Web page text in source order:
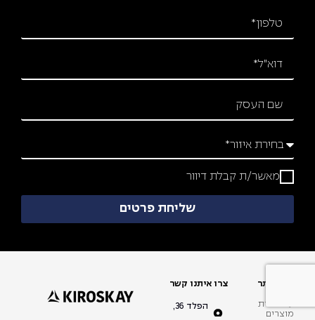
מאשר/ת קבלת דיוור
שליחת פרטים
מפת אתר
עמוד בית
מוצרים
צרו איתנו קשר
הפלד 36,